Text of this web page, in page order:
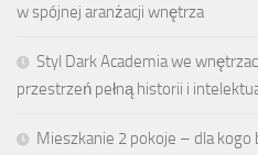
w spójnej aranżacji wnętrza
Styl Dark Academia we
przestrzeń pełną historii i
Mieszkanie 2 pokoje – dla kogo